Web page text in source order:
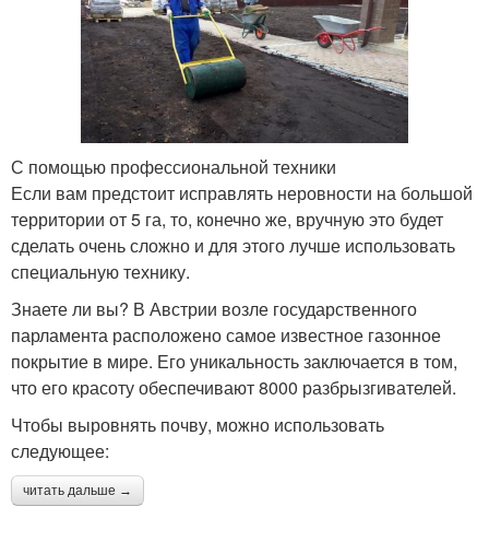
С помощью профессиональной техники
Если вам предстоит исправлять неровности на большой
территории от 5 га, то, конечно же, вручную это будет
сделать очень сложно и для этого лучше использовать
специальную технику.
Знаете ли вы? В Австрии возле государственного
парламента расположено самое известное газонное
покрытие в мире. Его уникальность заключается в том,
что его красоту обеспечивают 8000 разбрызгивателей.
Чтобы выровнять почву, можно использовать
следующее:
читать дальше →